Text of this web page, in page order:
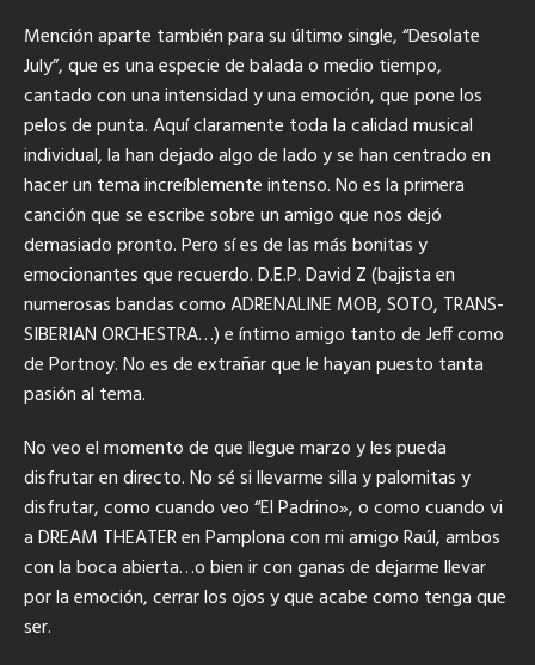
Mención aparte también para su último single, “Desolate
July”, que es una especie de balada o medio tiempo,
cantado con una intensidad y una emoción, que pone los
pelos de punta. Aquí claramente toda la calidad musical
individual, la han dejado algo de lado y se han centrado en
hacer un tema increíblemente intenso. No es la primera
canción que se escribe sobre un amigo que nos dejó
demasiado pronto. Pero sí es de las más bonitas y
emocionantes que recuerdo. D.E.P. David Z (bajista en
numerosas bandas como ADRENALINE MOB, SOTO, TRANS-
SIBERIAN ORCHESTRA…) e íntimo amigo tanto de Jeff como
de Portnoy. No es de extrañar que le hayan puesto tanta
pasión al tema.
No veo el momento de que llegue marzo y les pueda
disfrutar en directo. No sé si llevarme silla y palomitas y
disfrutar, como cuando veo “El Padrino», o como cuando vi
a DREAM THEATER en Pamplona con mi amigo Raúl, ambos
con la boca abierta…o bien ir con ganas de dejarme llevar
por la emoción, cerrar los ojos y que acabe como tenga que
ser.